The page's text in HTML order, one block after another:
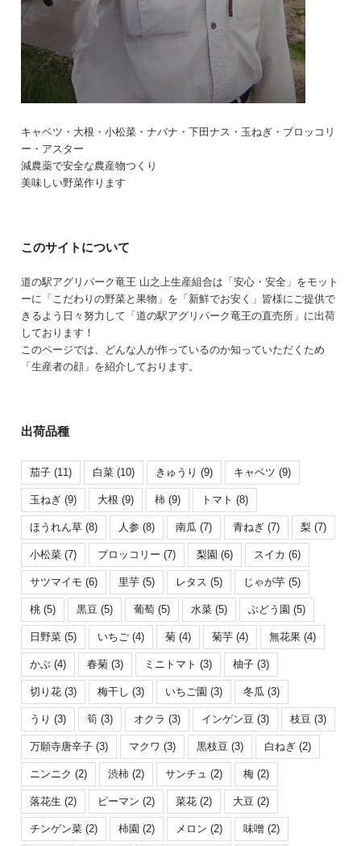
キャベツ・大根・小松菜・ナバナ・下田ナス・玉ねぎ・ブロッコリ
ー・アスター
減農薬で安全な農産物つくり
美味しい野菜作ります
このサイトについて
道の駅アグリパーク竜王 山之上生産組合は「安心・安全」をモット
ーに「こだわりの野菜と果物」を「新鮮でお安く」皆様にご提供で
きるよう日々努力して「道の駅アグリパーク竜王の直売所」に出荷
しております！
このページでは、どんな人が作っているのか知っていただくため
「生産者の顔」を紹介しております。
出荷品種
茄子 (11) 白菜 (10) きゅうり (9) キャベツ (9)
玉ねぎ (9) 大根 (9) 柿 (9) トマト (8)
ほうれん草 (8) 人参 (8) 南瓜 (7) 青ねぎ (7) 梨 (7)
小松菜 (7) ブロッコリー (7) 梨園 (6) スイカ (6)
サツマイモ (6) 里芋 (5) レタス (5) じゃが芋 (5)
桃 (5) 黒豆 (5) 葡萄 (5) 水菜 (5) ぶどう園 (5)
日野菜 (5) いちご (4) 菊 (4) 菊芋 (4) 無花果 (4)
かぶ (4) 春菊 (3) ミニトマト (3) 柚子 (3)
切り花 (3) 梅干し (3) いちご園 (3) 冬瓜 (3)
うり (3) 筍 (3) オクラ (3) インゲン豆 (3) 枝豆 (3)
万願寺唐辛子 (3) マクワ (3) 黒枝豆 (3) 白ねぎ (2)
ニンニク (2) 渋柿 (2) サンチュ (2) 梅 (2)
落花生 (2) ピーマン (2) 菜花 (2) 大豆 (2)
チンゲン菜 (2) 柿園 (2) メロン (2) 味噌 (2)